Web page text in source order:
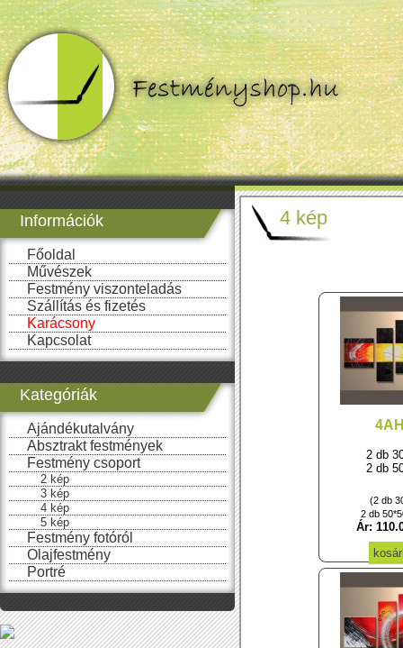
Információk
Főoldal
Művészek
Festmény viszonteladás
Szállítás és fizetés
Karácsony
Kapcsolat
Kategóriák
Ajándékutalvány
Absztrakt festmények
Festmény csoport
2 kép
3 kép
4 kép
5 kép
Festmény fotóról
Olajfestmény
Portré
4 kép
2 db
2 db
(2 db
2 db
Ár: